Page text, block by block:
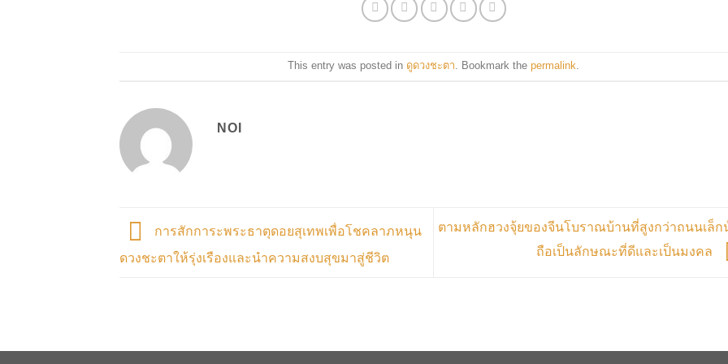
This entry was posted in ดูดวงชะตา. Bookmark the permalink.
NOI
การสักการะพระธาตุดอยสุเทพเพื่อโชคลาภหนุน
ดวงชะตาให้รุ่งเรืองและนำความสงบสุขมาสู่ชีวิต
ตามหลักฮวงจุ้ยของจีนโบราณบ้านที่สูงกว่าถนนเล็ก
ถือเป็นลักษณะที่ดีและเป็นมงคล